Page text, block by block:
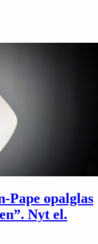
Pape opalglas
Nyt el.